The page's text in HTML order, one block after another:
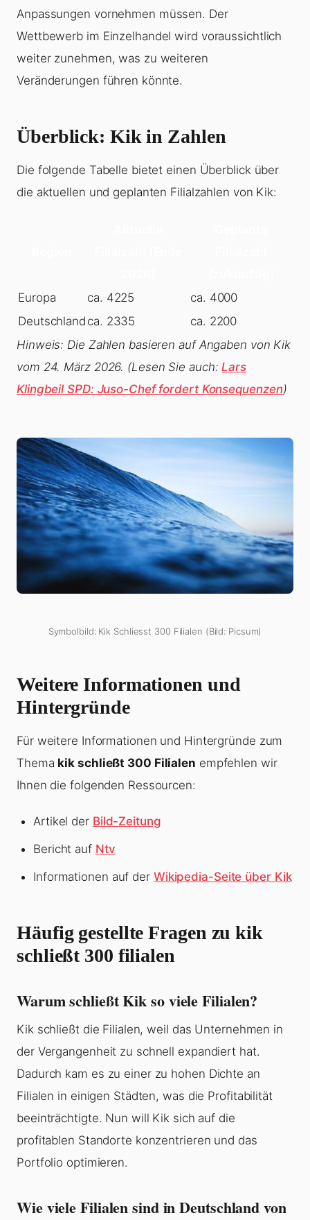
Anpassungen vornehmen müssen. Der
Wettbewerb im Einzelhandel wird voraussichtlich
weiter zunehmen, was zu weiteren
Veränderungen führen könnte.
Überblick: Kik in Zahlen
Die folgende Tabelle bietet einen Überblick über
die aktuellen und geplanten Filialzahlen von Kik:
Europa
ca. 4225
ca. 4000
Deutschland ca. 2335
ca. 2200
Hinweis: Die Zahlen basieren auf Angaben von Kik
vom 24. März 2026. (Lesen Sie auch:Lars
Klingbeil SPD: Juso-Chef fordert Konsequenzen)
Symbolbild: Kik Schliesst 300 Filialen (Bild: Picsum)
Weitere Informationen und
Hintergründe
Für weitere Informationen und Hintergründe zum
Thema kik schließt 300 Filialen empfehlen wir
Ihnen die folgenden Ressourcen:
Artikel der Bild-Zeitung
Bericht auf Ntv
Informationen auf der Wikipedia-Seite über Kik
Häufig gestellte Fragen zu kik
schließt 300 filialen
Warum schließt Kik so viele Filialen?
Kik schließt die Filialen, weil das Unternehmen in
der Vergangenheit zu schnell expandiert hat.
Dadurch kam es zu einer zu hohen Dichte an
Filialen in einigen Städten, was die Profitabilität
beeinträchtigte. Nun will Kik sich auf die
profitablen Standorte konzentrieren und das
Portfolio optimieren.
Wie viele Filialen sind in Deutschland von